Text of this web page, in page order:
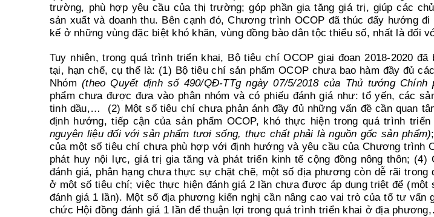
trường, phù hợp yêu cầu của thị trường; góp phần gia tăng giá trị, giúp các
sản xuất và doanh thu. Bên cạnh đó, Chương trình OCOP đã thúc đẩy hướng
kế ở những vùng đặc biệt khó khăn, vùng đồng bào dân tộc thiểu số, nhất là đối
Tuy nhiên, trong quá trình triển khai, Bộ tiêu chí OCOP giai đoạn 2018-2020
tại, hạn chế, cụ thể là: (1) Bộ tiêu chí sản phẩm OCOP chưa bao hàm đầy đủ
Nhóm(theo Quyết định số 490/QĐ-TTg ngày 07/5/2018 của Thủ tướng Chính
phẩm chưa được đưa vào phân nhóm và có phiếu đánh giá như: tổ yến, các
tinh dầu,… (2) Một số tiêu chí chưa phản ánh đầy đủ những vấn đề cần quan
định hướng, tiếp cận của sản phẩm OCOP, khó thực hiện trong quá trình
nguyên liệu đối với sản phẩm tươi sống, thực chất phải là nguồn gốc sản phẩm)
của một số tiêu chí chưa phù hợp với định hướng và yêu cầu của Chương trình
phát huy nội lực, giá trị gia tăng và phát triển kinh tế cộng đồng nông thôn; (4)
đánh giá, phân hạng chưa thực sự chặt chẽ, một số địa phương còn dễ rãi trong
ở một số tiêu chí; việc thực hiện đánh giá 2 lần chưa được áp dụng triệt để (một
đánh giá 1 lần). Một số địa phương kiến nghị cần nâng cao vai trò của tổ tư vấn
chức Hội đồng đánh giá 1 lần để thuận lợi trong quá trình triển khai ở địa